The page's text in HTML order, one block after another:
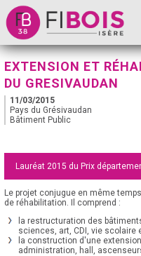
EXTENSION ET
DU GRESIVAUDAN
11/03/2015
Pays du Grésivaudan
Bâtiment Public
Lauréat 2015 du Prix
Le projet conjugue en même
de réhabilitation. Il comprend :
la restructuration des
sciences, art, CDI, vie scolaire
la construction d'une
administration, hall,